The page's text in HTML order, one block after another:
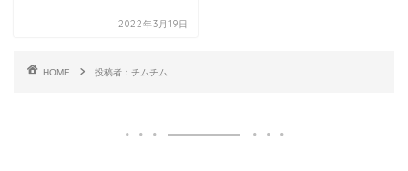
2022年3月19日
HOME 投稿者：チムチム